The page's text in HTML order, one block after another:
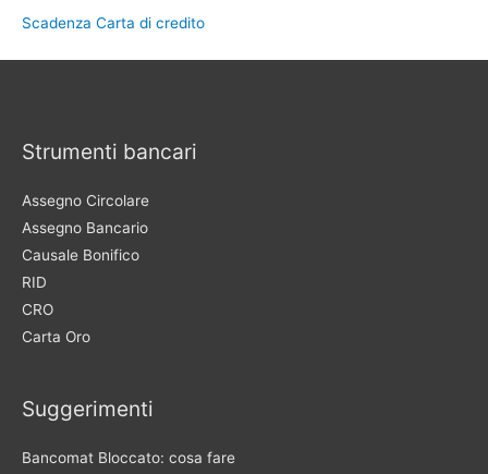
Scadenza Carta di credito
Strumenti bancari
Assegno Circolare
Assegno Bancario
Causale Bonifico
RID
CRO
Carta Oro
Suggerimenti
Bancomat Bloccato: cosa fare